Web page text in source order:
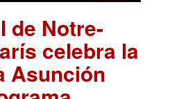
de Notre-
celebra la
Asunción